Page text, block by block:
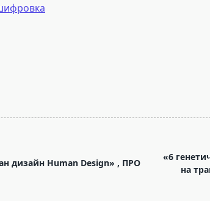
дизайн Human Design» , ПРО
«6
на